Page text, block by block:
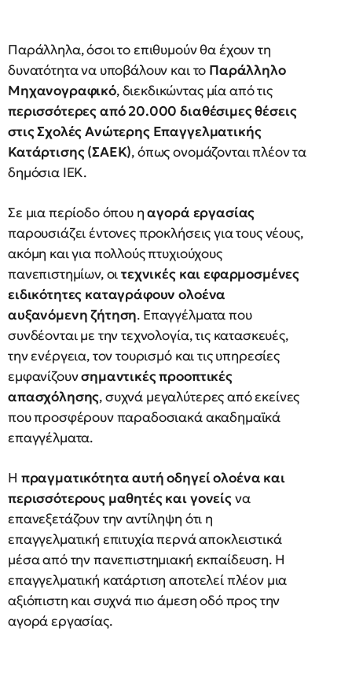
Παράλληλα, όσοι το επιθυμούν θα έχουν τη
δυνατότητα να υποβάλουν και το Παράλληλο
Μηχανογραφικό, διεκδικώντας μία από τις
περισσότερες από 20.000 διαθέσιμες θέσεις
στις Σχολές Ανώτερης Επαγγελματικής
Κατάρτισης (ΣΑΕΚ), όπως ονομάζονται πλέον τα
δημόσια ΙΕΚ.
Σε μια περίοδο όπου ηαγορά εργασίας
παρουσιάζει έντονες προκλήσεις για τους νέους,
ακόμη και για πολλούς πτυχιούχους
πανεπιστημίων, οιτεχνικές και εφαρμοσμένες
ειδικότητες καταγράφουν ολοένα
αυξανόμενη ζήτηση. Επαγγέλματα που
συνδέονται με την τεχνολογία, τις κατασκευές,
την ενέργεια, τον τουρισμό και τις υπηρεσίες
εμφανίζουνσημαντικές προοπτικές
απασχόλησης, συχνά μεγαλύτερες από εκείνες
που προσφέρουν παραδοσιακά ακαδημαϊκά
επαγγέλματα.
Η πραγματικότητα αυτή οδηγεί ολοένα και
περισσότερους μαθητές και γονείςνα
επανεξετάζουν την αντίληψη ότι η
επαγγελματική επιτυχία περνά αποκλειστικά
μέσα από την πανεπιστημιακή εκπαίδευση. Η
επαγγελματική κατάρτιση αποτελεί πλέον μια
αξιόπιστη και συχνά πιο άμεση οδό προς την
αγορά εργασίας.